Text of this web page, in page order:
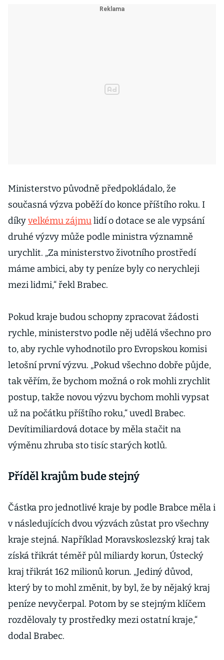
Ministerstvo původně předpokládalo, že
současná výzva poběží do konce příštího roku. I
díkyvelkému zájmulidí o dotace se ale vypsání
druhé výzvy může podle ministra významně
urychlit. „Za ministerstvo životního prostředí
máme ambici, aby ty peníze byly co nerychleji
mezi lidmi,“ řekl Brabec.
Pokud kraje budou schopny zpracovat žádosti
rychle, ministerstvo podle něj udělá všechno pro
to, aby rychle vyhodnotilo pro Evropskou komisi
letošní první výzvu. „Pokud všechno dobře půjde,
tak věřím, že bychom možná o rok mohli zrychlit
postup, takže novou výzvu bychom mohli vypsat
už na počátku příštího roku,“ uvedl Brabec.
Devítimiliardová dotace by měla stačit na
výměnu zhruba sto tisíc starých kotlů.
Příděl krajům bude stejný
Částka pro jednotlivé kraje by podle Brabce měla i
v následujících dvou výzvách zůstat pro všechny
kraje stejná. Například Moravskoslezský kraj tak
získá třikrát téměř půl miliardy korun, Ústecký
kraj třikrát 162 milionů korun. „Jediný důvod,
který by to mohl změnit, by byl, že by nějaký kraj
peníze nevyčerpal. Potom by se stejným klíčem
rozdělovaly ty prostředky mezi ostatní kraje,“
dodal Brabec.